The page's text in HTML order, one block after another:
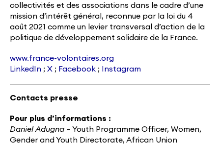
collectivités et des associations dans le cadre d’une
mission d’intérêt général, reconnue par la loi du 4
août 2021 comme un levier transversal d’action de la
politique de développement solidaire de la France.
www.france-volontaires.org
LinkedIn ; X ; Facebook ; Instagram
Contacts presse
Pour plus d’informations :
Daniel Adugna – Youth Programme Officer, Women,
Gender and Youth Directorate, African Union